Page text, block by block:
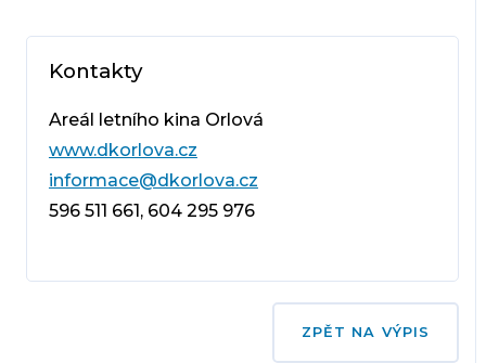
Kontakty
Areál letního kina Orlová
www.dkorlova.cz
informace@dkorlova.cz
596 511 661, 604 295 976
ZPĚT NA VÝPIS